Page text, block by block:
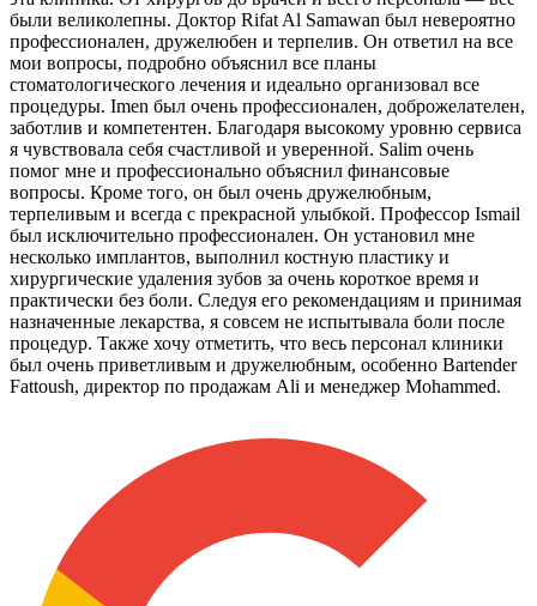
были великолепны. Доктор Rifat Al Samawan был невероятно
профессионален, дружелюбен и терпелив. Он ответил на все
мои вопросы, подробно объяснил все планы
стоматологического лечения и идеально организовал все
процедуры. Imen был очень профессионален, доброжелателен,
заботлив и компетентен. Благодаря высокому уровню сервиса
я чувствовала себя счастливой и уверенной. Salim очень
помог мне и профессионально объяснил финансовые
вопросы. Кроме того, он был очень дружелюбным,
терпеливым и всегда с прекрасной улыбкой. Профессор Ismail
был исключительно профессионален. Он установил мне
несколько имплантов, выполнил костную пластику и
хирургические удаления зубов за очень короткое время и
практически без боли. Следуя его рекомендациям и принимая
назначенные лекарства, я совсем не испытывала боли после
процедур. Также хочу отметить, что весь персонал клиники
был очень приветливым и дружелюбным, особенно Bartender
Fattoush, директор по продажам Ali и менеджер Mohammed.